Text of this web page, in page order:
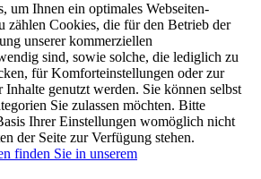
um Ihnen ein optimales Webseiten-
zählen Cookies, die für den Betrieb der
unserer kommerziellen
sind, sowie solche, die lediglich zu
für Komforteinstellungen oder zur
Inhalte genutzt werden. Sie können selbst
Sie zulassen möchten. Bitte
Ihrer Einstellungen womöglich nicht
der Seite zur Verfügung stehen.
finden Sie in unserem